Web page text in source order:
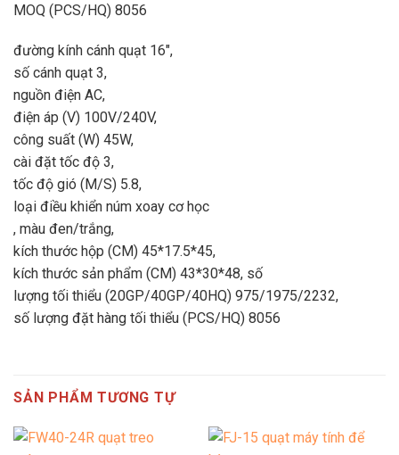
MOQ (PCS/HQ) 8056
đường kính cánh quạt 16″,
số cánh quạt 3,
nguồn điện AC,
điện áp (V) 100V/240V,
công suất (W) 45W,
cài đặt tốc độ 3,
tốc độ gió (M/S) 5.8,
loại điều khiển núm xoay cơ học
, màu đen/trắng,
kích thước hộp (CM) 45*17.5*45,
kích thước sản phẩm (CM) 43*30*48, số
lượng tối thiểu (20GP/40GP/40HQ) 975/1975/2232,
số lượng đặt hàng tối thiểu (PCS/HQ) 8056
SẢN PHẨM TƯƠNG TỰ